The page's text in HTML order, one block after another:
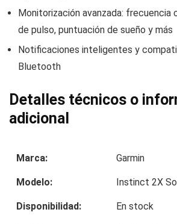
Monitorización avanzada: frecuencia
de pulso, puntuación de sueño y más
Notificaciones inteligentes y
Bluetooth
Detalles técnicos o
adicional
Marca: Garmin
Modelo: Instinct 2X
Disponibilidad: En stock